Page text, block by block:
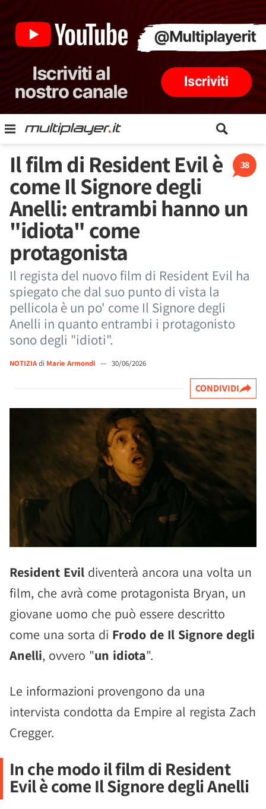
38
Il film di Resident Evil è
come Il Signore degli
Anelli: entrambi hanno un
"idiota" come
protagonista
Il regista del nuovo film di Resident Evil ha
spiegato che dal suo punto di vista la
pellicola è un po' come Il Signore degli
Anelli in quanto entrambi i protagonisto
sono degli "idioti".
NOTIZIAdi Marie Armondi — 30/06/2026
CONDIVIDI
Resident Evil diventerà ancora una volta un
film, che avrà come protagonista Bryan, un
giovane uomo che può essere descritto
come una sorta di Frodo de Il Signore degli
Anelli, ovvero "un idiota".
Le informazioni provengono da una
intervista condotta da Empire al regista Zach
Cregger.
In che modo il film di Resident
Evil è come Il Signore degli Anelli